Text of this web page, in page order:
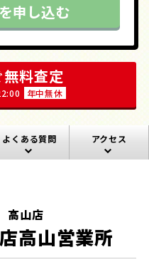
申し込む
料査定
年中無休
よくある質問 アクセス
高山店
高山営業所